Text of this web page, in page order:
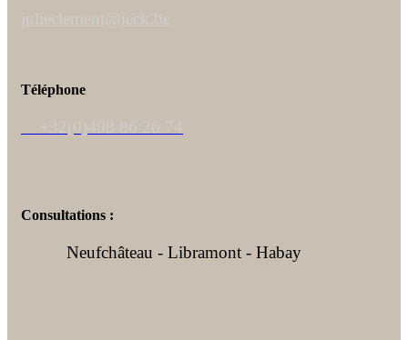
julieclement@ieck.be
Téléphone
+32(0)498 86 26 74
Consultations :
Neufchâteau - Libramont - Habay